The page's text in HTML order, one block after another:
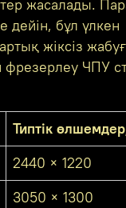
жасалады.
дейін, бұл үлкен
жіксіз
фрезерлеу ЧПУ
Типтік
2440 × 1220
3050 × 1300